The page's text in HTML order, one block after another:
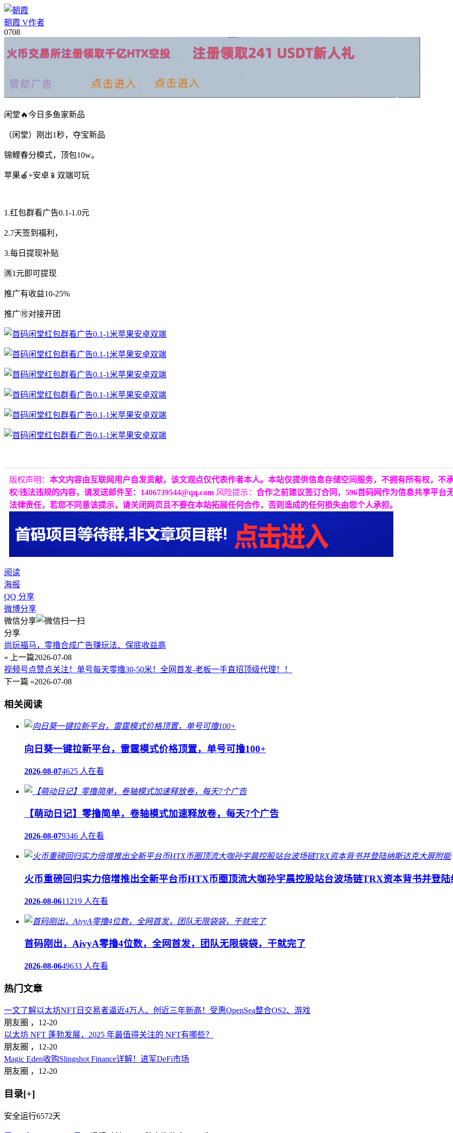
朝霞 V作者
0708
闲堂🔥今日多鱼家新品
（闲堂）刚出1秒，夺宝新品
锦鲤春分模式，顶包10w。
苹果🍎+安卓📱双端可玩
1.红包群看广告0.1-1.0元
2.7天签到福利，
3.每日提现补贴
🈵1元即可提现
推广有收益10-25%
推广🉑对接开团
版权声明： 本文内容由互联网用户自发贡献，该文观点仅代表作者本人。本站仅提供信息存储空间服务，不拥有所有权，不
权/违法违规的内容，请发送邮件至：1406739544@qq.com 风险提示： 合作之前建议签订合同，596首码网作为信息共享平台
法律责任，若您不同意该提示，请关闭网页且不要在本站拓展任何合作，否则造成的任何损失由您个人承担。
阅读
海报
QQ 分享
微博分享
微信分享
分享
尚玩福马，零撸合成广告赚玩法、保底收益高
« 上一篇2026-07-08
视频号点赞点关注！单号每天零撸30-50米！全网首发-老板一手直招顶级代理！！
下一篇 »2026-07-08
相关阅读
向日葵一键拉新平台，雷霆模式价格顶置，单号可撸100+
2026-08-074625 人在看
【萌动日记】零撸简单，卷轴模式加速释放卷，每天7个广告
2026-08-079346 人在看
火币重磅回归实力倍增推出全新平台币HTX币圈顶流大咖孙宇晨控股站台波场链TRX资本背书并登
2026-08-0611219 人在看
首码刚出，AivyA零撸4位数，全网首发，团队无限袋袋，干就完了
2026-08-0649633 人在看
热门文章
一文了解以太坊NFT日交易者逼近4万人、创近三年新高！受惠OpenSea整合OS2、游戏
朋友圈 ， 12-20
以太坊 NFT 蓬勃发展，2025 年最值得关注的 NFT有哪些？
朋友圈 ， 12-20
Magic Eden收购Slingshot Finance详解！进军DeFi市场
朋友圈 ， 12-20
目录[+]
安全运行6572天